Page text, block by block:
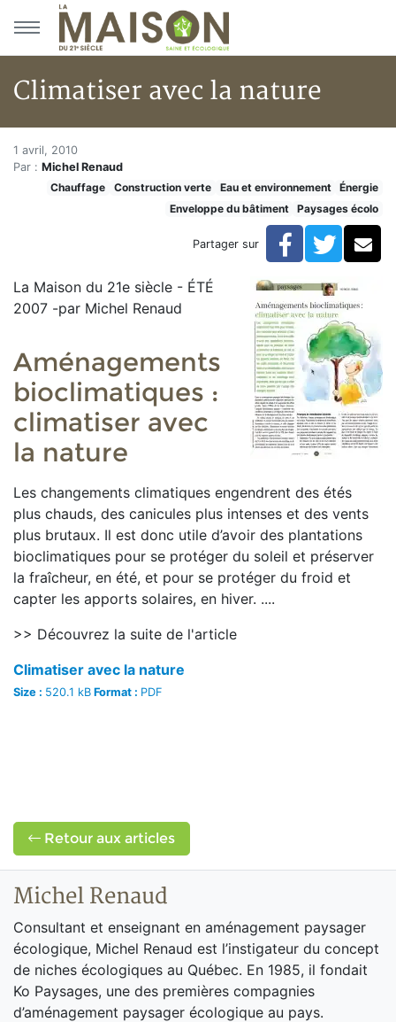
Aller au menu principal
Aller au contenu principal
Climatiser avec la nature
Accueil
Articles
Construction verte
Enveloppe du bâtiment
Climatiser avec la nature
Climatiser avec la nature
1 avril, 2010
Par : Michel Renaud
Chauffage
Construction verte Eau et environnement
Énergie
Enveloppe du bâtiment
Paysages écolo
Partager sur Facebook
La Maison du 21e siècle - ÉTÉ
2007 -par Michel Renaud
Aménagements
bioclimatiques :
climatiser avec
la nature
Les changements climatiques engendrent des étés
plus chauds, des canicules plus intenses et des vents
plus brutaux. Il est donc utile d’avoir des plantations
bioclimatiques pour se protéger du soleil et préserver
la fraîcheur, en été, et pour se protéger du froid et
capter les apports solaires, en hiver. ....
>> Découvrez la suite de l'article
Climatiser avec la nature
Size : 520.1 kB Format : PDF
Retour aux articles
Michel Renaud
Consultant et enseignant en aménagement paysager
écologique, Michel Renaud est l’instigateur du concept
de niches écologiques au Québec. En 1985, il fondait
Ko Paysages, une des premières compagnies
d’aménagement paysager écologique au pays.